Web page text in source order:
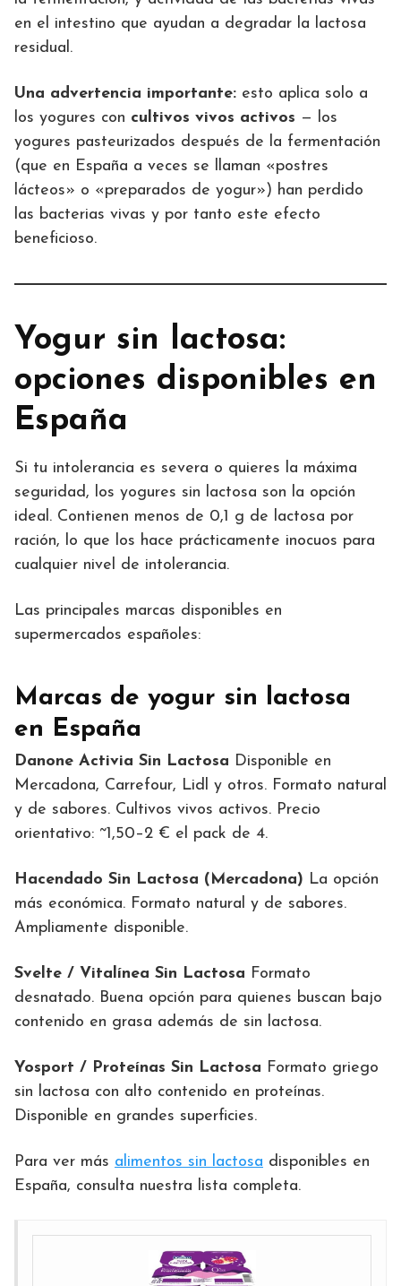
en el intestino que ayudan a degradar la lactosa
residual.
Una advertencia importante: esto aplica solo a
los yogures con cultivos vivos activos — los
yogures pasteurizados después de la fermentación
(que en España a veces se llaman «postres
lácteos» o «preparados de yogur») han perdido
las bacterias vivas y por tanto este efecto
beneficioso.
Yogur sin lactosa:
opciones disponibles en
España
Si tu intolerancia es severa o quieres la máxima
seguridad, los yogures sin lactosa son la opción
ideal. Contienen menos de 0,1 g de lactosa por
ración, lo que los hace prácticamente inocuos para
cualquier nivel de intolerancia.
Las principales marcas disponibles en
supermercados españoles:
Marcas de yogur sin lactosa
en España
Danone Activia Sin Lactosa Disponible en
Mercadona, Carrefour, Lidl y otros. Formato natural
y de sabores. Cultivos vivos activos. Precio
orientativo: ~1,50–2 € el pack de 4.
Hacendado Sin Lactosa (Mercadona) La opción
más económica. Formato natural y de sabores.
Ampliamente disponible.
Svelte / Vitalínea Sin Lactosa Formato
desnatado. Buena opción para quienes buscan bajo
contenido en grasa además de sin lactosa.
Yosport / Proteínas Sin Lactosa Formato griego
sin lactosa con alto contenido en proteínas.
Disponible en grandes superficies.
Para ver más alimentos sin lactosa disponibles en
España, consulta nuestra lista completa.